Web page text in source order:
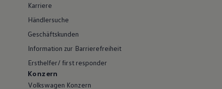
Karriere
Händlersuche
Geschäftskunden
Information zur Barrierefreiheit
Ersthelfer/ first responder
Konzern
Volkswagen Konzern